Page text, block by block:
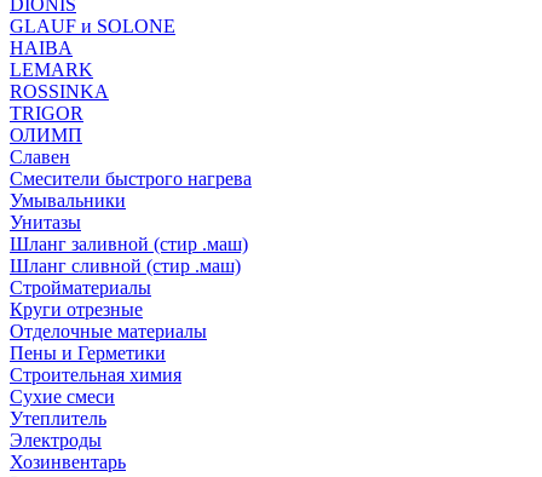
DIONIS
GLAUF и SOLONE
HAIBA
LEMARK
ROSSINKA
TRIGOR
ОЛИМП
Славен
Смесители быстрого нагрева
Умывальники
Унитазы
Шланг заливной (стир .маш)
Шланг сливной (стир .маш)
Стройматериалы
Круги отрезные
Отделочные материалы
Пены и Герметики
Строительная химия
Сухие смеси
Утеплитель
Электроды
Хозинвентарь